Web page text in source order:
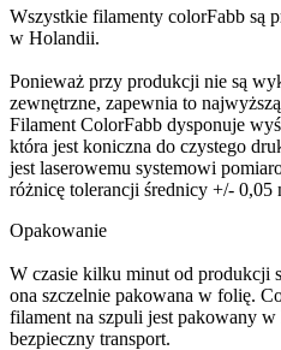
Wszystkie filamenty colorFabb są
w Holandii.
Ponieważ przy produkcji nie są
zewnętrzne, zapewnia to
Filament ColorFabb dysponuje
która jest koniczna do czystego
jest laserowemu systemowi
różnicę tolerancji średnicy +/- 0,05
Opakowanie
W czasie kilku minut od produkcji
ona szczelnie pakowana w folię.
filament na szpuli jest pakowany
bezpieczny transport.